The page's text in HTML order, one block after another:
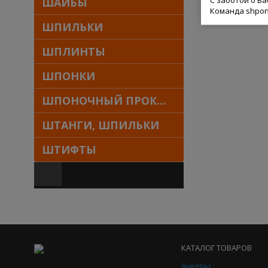
Команда
ШПИЛЬКИ
ШПЛИНТЫ
ШПОНКИ
ШПОНОЧНЫЙ ПРОКАТ
ШТАНГИ, ШПИЛЬКИ
ШТИФТЫ
КАТАЛОГ ТОВАРОВ
Анкеры